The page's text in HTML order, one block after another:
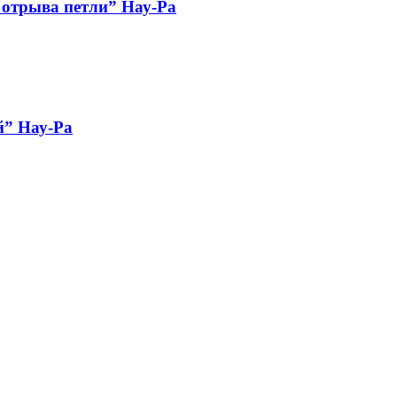
петли” Нау-Ра
Нау-Ра